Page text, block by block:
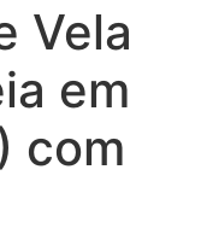
Vela
em
com